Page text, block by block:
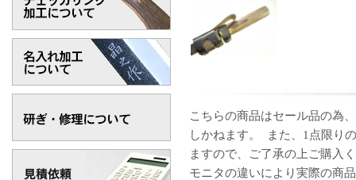
こちらの商品はセール品の為
しかねます。 また、1点限り
ますので、ご了承の上ご購入
モニタの違いにより実際の商